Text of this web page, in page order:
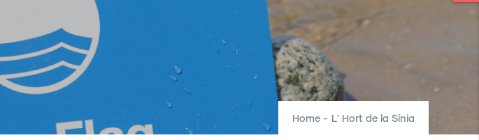
Home - L' Hort de la Sínia